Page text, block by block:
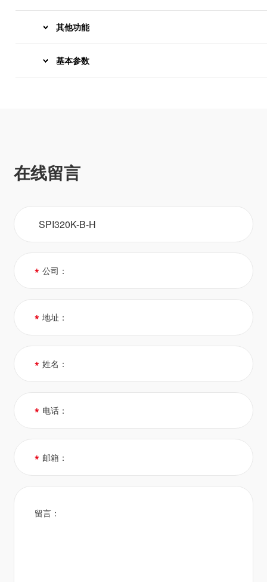
其他功能
基本参数
在线留言
* 公司：
* 地址：
* 姓名：
* 电话：
* 邮箱：
留言：